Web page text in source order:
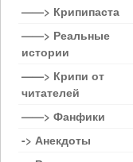
——> Крипипаста
——> Реальные
истории
——> Крипи от
читателей
——> Фанфики
-> Анекдоты